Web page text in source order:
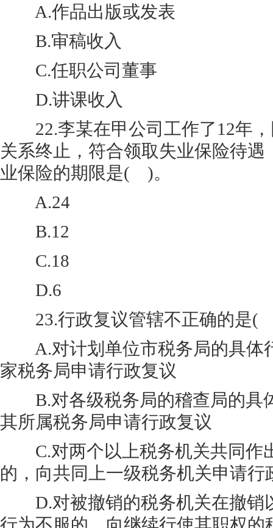
A.作品出版或发表
B.审稿收入
C.任职公司董事
D.讲课收入
22.李某在甲公司工作了12年，
关系终止，符合领取失业保险待
业保险的期限是( )。
A.24
B.12
C.18
D.6
23.行政复议管辖不正确的是(
A.对计划单位市税务局的具体
家税务局申请行政复议
B.对各级税务局的稽查局的具
其所属税务局申请行政复议
C.对两个以上税务机关共同作
的，向共同上一级税务机关申请行
D.对被撤销的税务机关在撤销